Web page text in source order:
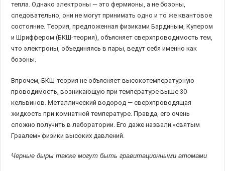
тепла. Однако электроны — это фермионы, а не бозоны,
следовательно, они не могут принимать одно и то же квантовое
состояние. Теория, предложенная физиками Бардиным, Купером
и Шриффером (БКШ-теория), объясняет сверхпроводимость тем,
что электроны, объединяясь в пары, ведут себя именно как
бозоны.
Впрочем, БКШ-теория не объясняет высокотемпературную
проводимость, возникающую при температуре выше 30
кельвинов. Металлический водород — сверхпроводящая
жидкость при комнатной температуре. Правда, его очень
сложно получить в лаборатории. Его даже назвали «святым
Граалем» физики высоких давлений.
Черные дыры также могут быть гравитационными атомами